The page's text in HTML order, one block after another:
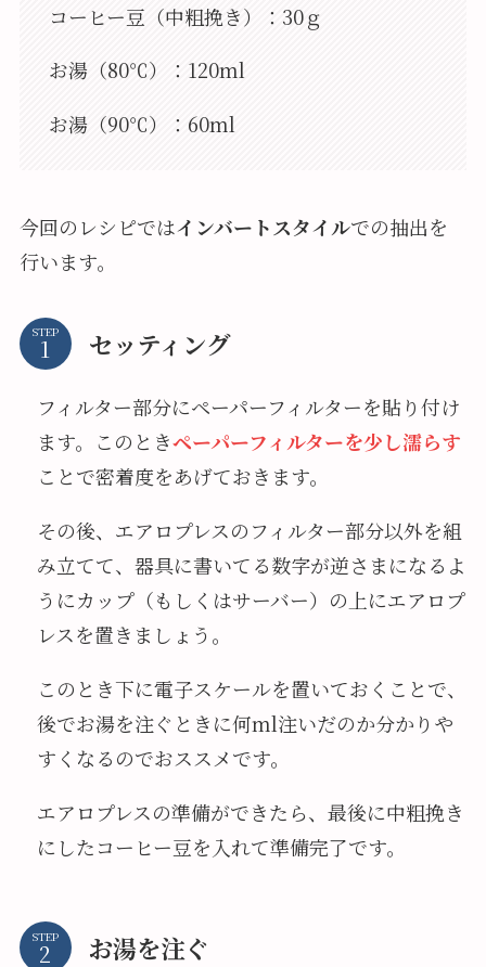
コーヒー豆（中粗挽き）：30ｇ
お湯（80℃）：120ml
お湯（90℃）：60ml
今回のレシピではインバートスタイルでの抽出を
行います。
STEP セッティング
フィルター部分にペーパーフィルターを貼り付け
ます。このときペーパーフィルターを少し濡らす
ことで密着度をあげておきます。
その後、エアロプレスのフィルター部分以外を組
み立てて、器具に書いてる数字が逆さまになるよ
うにカップ（もしくはサーバー）の上にエアロプ
レスを置きましょう。
このとき下に電子スケールを置いておくことで、
後でお湯を注ぐときに何ml注いだのか分かりや
すくなるのでおススメです。
エアロプレスの準備ができたら、最後に中粗挽き
にしたコーヒー豆を入れて準備完了です。
STEP お湯を注ぐ